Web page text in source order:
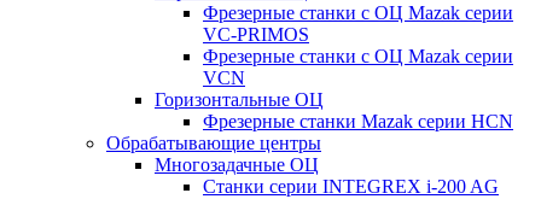
Фрезерные станки с ОЦ Mazak серии
VC-PRIMOS
Фрезерные станки с ОЦ Mazak серии
VCN
Горизонтальные ОЦ
Фрезерные станки Mazak серии HCN
Обрабатывающие центры
Многозадачные ОЦ
Cтанки серии INTEGREX i-200 AG